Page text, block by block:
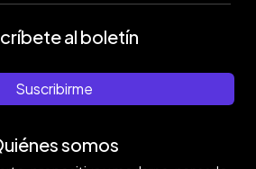
al boletín
Suscribirme
somos